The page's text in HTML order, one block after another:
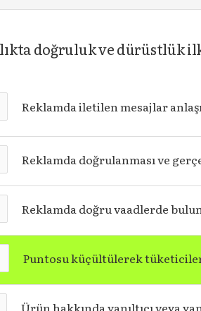
doğruluk ve dürüstlük
Reklamda iletilen mesajlar
Reklamda doğrulanması ve
Reklamda doğru vaadlerde
Puntosu küçültülerek
Ürün hakkında yanıltıcı veya